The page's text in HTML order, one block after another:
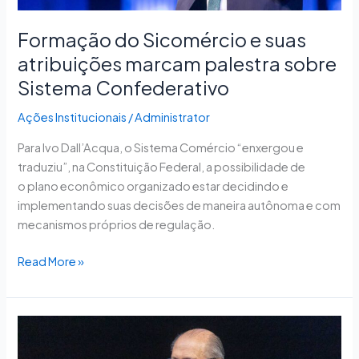
Formação do Sicomércio e suas
atribuições marcam palestra sobre
Sistema Confederativo
Ações Institucionais /Administrator
Para Ivo Dall’Acqua, o Sistema Comércio “enxergou e
traduziu”, na Constituição Federal, a possibilidade de
o plano econômico organizado estar decidindo e
implementando suas decisões de maneira autônoma e com
mecanismos próprios de regulação.
Read More »